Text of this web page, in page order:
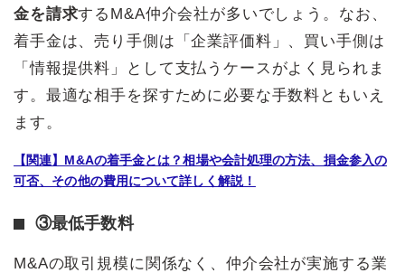
金を請求するM&A仲介会社が多いでしょう。なお、
着手金は、売り手側は「企業評価料」、買い手側は
「情報提供料」として支払うケースがよく見られま
す。最適な相手を探すために必要な手数料ともいえ
ます。
【関連】M&Aの着手金とは？相場や会計処理の方法、損金参入の
可否、その他の費用について詳しく解説！
③最低手数料
M&Aの取引規模に関係なく、仲介会社が実施する業